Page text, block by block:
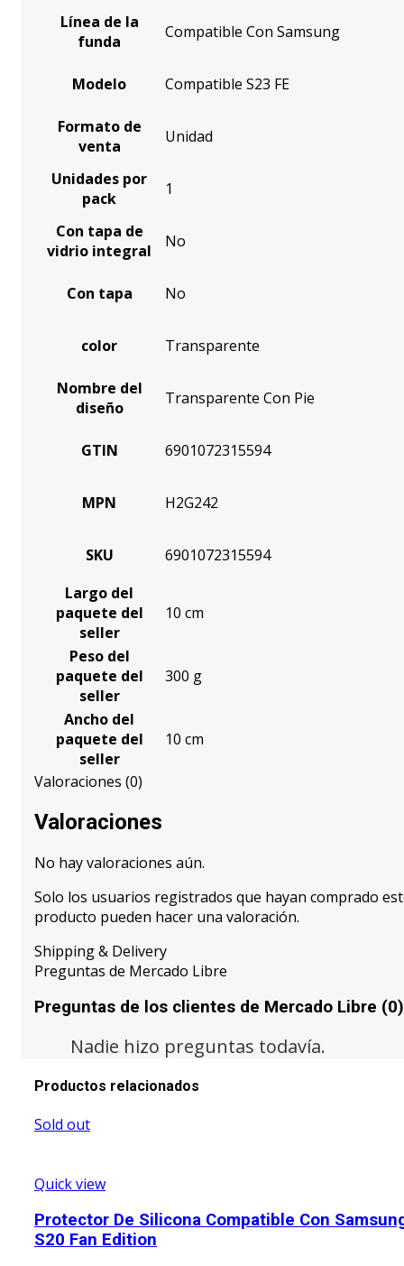
Línea de la
funda
Compatible Con Samsung
Modelo Compatible S23 FE
Formato de
venta
Unidad
Unidades por
pack
1
Con tapa de
vidrio integral
No
Con tapa No
color Transparente
Nombre del
diseño
Transparente Con Pie
GTIN 6901072315594
MPN H2G242
SKU
6901072315594
Largo del
paquete del
seller
10 cm
Peso del
paquete del
seller
300 g
Ancho del
paquete del
seller
10 cm
Valoraciones (0)
Valoraciones
No hay valoraciones aún.
Solo los usuarios registrados que hayan comprado
producto pueden hacer una valoración.
Shipping & Delivery
Preguntas de Mercado Libre
Preguntas de los clientes de Mercado Libre (0)
Nadie hizo preguntas todavía.
Productos relacionados
Sold out
Quick view
Protector De Silicona Compatible Con
S20 Fan Edition